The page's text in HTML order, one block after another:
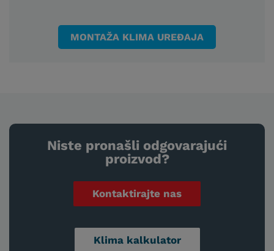
MONTAŽA KLIMA UREĐAJA
Niste pronašli odgovarajući
proizvod?
Kontaktirajte nas
Klima kalkulator